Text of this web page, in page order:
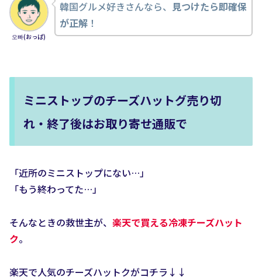
오빠(おっぱ)
韓国グルメ好きさんなら、 見つけたら即確保
が正解！
ミニストップのチーズハットグ売り切
れ・終了後はお取り寄せ通販で
「近所のミニストップにない…」
「もう終わってた…」
そんなときの救世主が、 楽天で買える冷凍チーズハット
ク。
楽天で人気のチーズハットクがコチラ↓↓